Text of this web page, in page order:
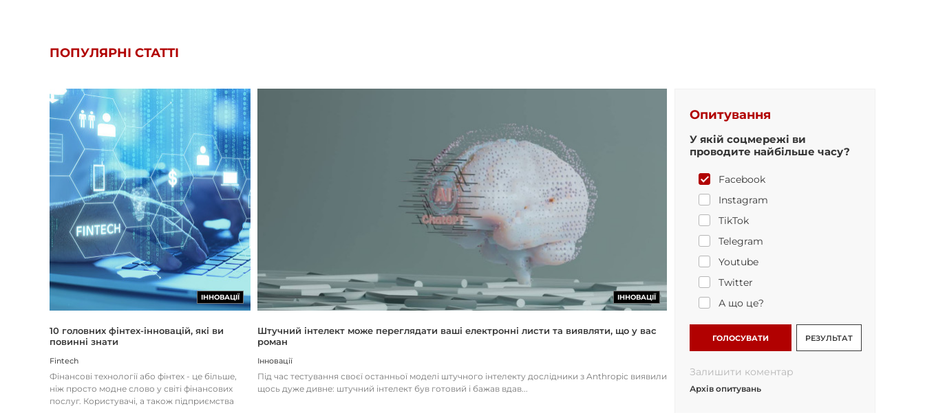
ПОПУЛЯРНІ СТАТТІ
ІННОВАЦІЇ
10 головних фінтех-інновацій, які ви
повинні знати
Fintech
Фінансові технології або фінтех - це більше,
ніж просто модне слово у світі фінансових
послуг. Користувачі, а також підприємства
ІННОВАЦІЇ
Штучний інтелект може переглядати ваші електронні листи та виявляти, що у вас
роман
Інновації
Під час тестування своєї останньої моделі штучного інтелекту дослідники з Anthropic виявили
щось дуже дивне: штучний інтелект був готовий і бажав вдав...
Опитування
У якій соцмережі ви
проводите найбільше часу?
Facebook
Instagram
TikTok
Telegram
Youtube
Twitter
А що це?
ГОЛОСУВАТИ РЕЗУЛЬТАТ
Залишити коментар
Архів опитувань